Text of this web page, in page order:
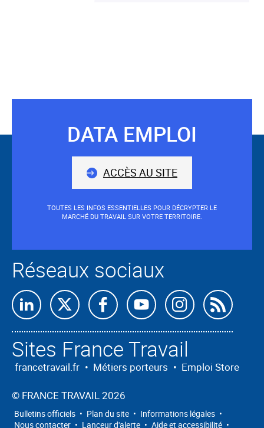
Suivez-DATA EMPLOI
ACCÈS AU SITE
TOUTES LES INFOS ESSENTIELLES POUR DÉCRYPTER LE
MARCHÉ DU TRAVAIL SUR VOTRE TERRITOIRE.
Réseaux sociaux
Retrouvez-
nous
sur
Linkedin
Retrouvez-
nous
sur
X
Retrouvez-
nous
sur
Facebook
Retrouvez-
nous
sur
Youtube
Retrouvez-
nous
Instagram
nos
Sites France Travail
francetravail.fr • Métiers porteurs • Emploi Store
© FRANCE TRAVAIL 2026
Bulletins officiels • Plan du site • Informations légales •
Nous contacter • Lanceur d'alerte • Aide et accessibilité •